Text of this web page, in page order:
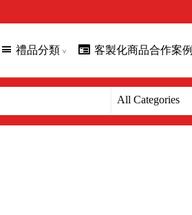
禮品分類 客製化商品合作案例